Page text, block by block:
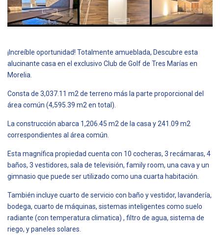
¡Increíble oportunidad! Totalmente amueblada, Descubre esta
alucinante casa en el exclusivo Club de Golf de Tres Marías en
Morelia.
Consta de 3,037.11 m2 de terreno más la parte proporcional del
área común (4,595.39 m2 en total).
La construcción abarca 1,206.45 m2 de la casa y 241.09 m2
correspondientes al área común.
Esta magnífica propiedad cuenta con 10 cocheras, 3 recámaras, 4
baños, 3 vestidores, sala de televisión, family room, una cava y un
gimnasio que puede ser utilizado como una cuarta habitación.
También incluye cuarto de servicio con baño y vestidor, lavandería,
bodega, cuarto de máquinas, sistemas inteligentes como suelo
radiante (con temperatura climatica) , filtro de agua, sistema de
riego, y paneles solares.